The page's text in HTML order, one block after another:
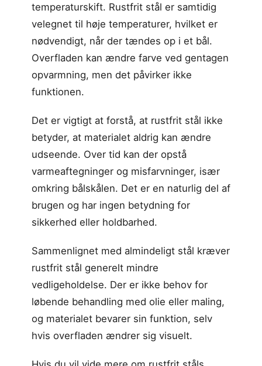
temperaturskift. Rustfrit stål er samtidig
velegnet til høje temperaturer, hvilket er
nødvendigt, når der tændes op i et bål.
Overfladen kan ændre farve ved gentagen
opvarmning, men det påvirker ikke
funktionen.
Det er vigtigt at forstå, at rustfrit stål ikke
betyder, at materialet aldrig kan ændre
udseende. Over tid kan der opstå
varmeaftegninger og misfarvninger, især
omkring bålskålen. Det er en naturlig del af
brugen og har ingen betydning for
sikkerhed eller holdbarhed.
Sammenlignet med almindeligt stål kræver
rustfrit stål generelt mindre
vedligeholdelse. Der er ikke behov for
løbende behandling med olie eller maling,
og materialet bevarer sin funktion, selv
hvis overfladen ændrer sig visuelt.